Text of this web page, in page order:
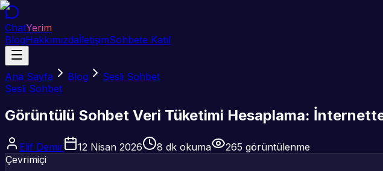
ChatYerim
BlogHakkımızdaİletişimSohbete Katıl
Ana Sayfa Blog
Sesli Sohbet
Sesli Sohbet
Görüntülü Sohbet Veri Tüketimi Hesaplama:
Elif Demir 12 Nisan 2026 8 dk okuma 265 görüntülenme
Çevrimiçi